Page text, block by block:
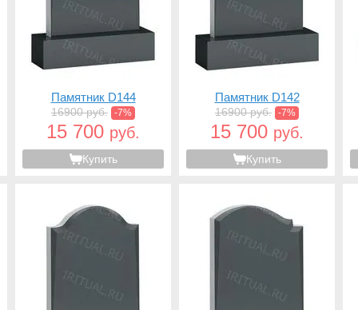
Памятник D144
16900 руб. -7%
15 700 руб.
Купить
Памятник D142
16900 руб. -7%
15 700 руб.
Купить